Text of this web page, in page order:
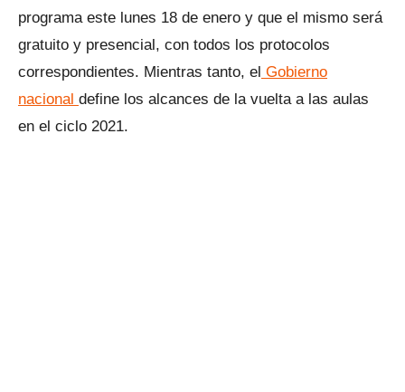
programa este lunes 18 de enero y que el mismo será
gratuito y presencial, con todos los protocolos
correspondientes. Mientras tanto, el Gobierno
nacional define los alcances de la vuelta a las aulas
en el ciclo 2021.